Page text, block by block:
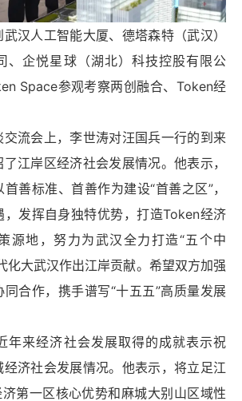
汉人工智能大厦、德塔森特（武汉）
、企悦星球（湖北）科技控股有限公
Space参观考察两创融合、Token经
流会上，李世涛对汪国兵一行的到来
江岸区经济社会发展情况。他表示，
首善标准、首善作为建设“首善之区”，
，发挥自身独特优势，打造Token经济
源地，努力为武汉全力打造“五个中
化大武汉作出江岸贡献。希望双方加强
合作，携手谱写“十五五”高质量发展
年来经济社会发展取得的成就表示祝
济社会发展情况。他表示，将立足江
第一区核心优势和麻城大别山区域性